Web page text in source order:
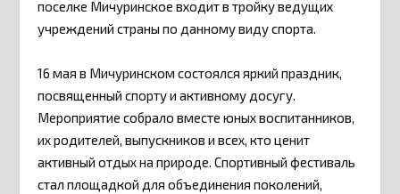
поселке Мичуринское входит в тройку ведущих
учреждений страны по данному виду спорта.
16 мая в Мичуринском состоялся яркий праздник,
посвященный спорту и активному досугу.
Мероприятие собрало вместе юных воспитанников,
их родителей, выпускников и всех, кто ценит
активный отдых на природе. Спортивный фестиваль
стал площадкой для объединения поколений,